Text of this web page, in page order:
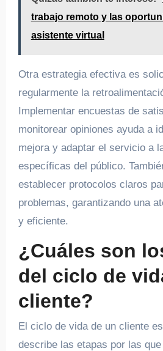
trabajo remoto y las
asistente virtual
Otra estrategia efectiva es
regularmente la
Implementar encuestas de
monitorear opiniones ayuda a
mejora y adaptar el servicio a
específicas del público.
establecer protocolos claros
problemas, garantizando una
y eficiente.
¿Cuáles son
del ciclo de
cliente?
El ciclo de vida de un cliente
describe las etapas por las